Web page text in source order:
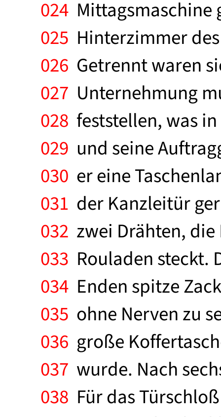
024
025 Hinterzimmer
026 Getrennt waren
027 Unternehmung
028 feststellen, was
029 und seine
030 er eine
031 der Kanzleitür
032 zwei Drähten,
033 Rouladen steckt.
034 Enden spitze
035 ohne Nerven zu
036 große
037 wurde. Nach
038 Für das